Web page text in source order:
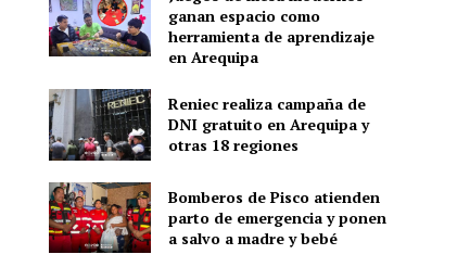
ganan espacio como
herramienta de aprendizaje
en Arequipa
Reniec realiza campaña de
DNI gratuito en Arequipa y
otras 18 regiones
Bomberos de Pisco atienden
parto de emergencia y ponen
a salvo a madre y bebé